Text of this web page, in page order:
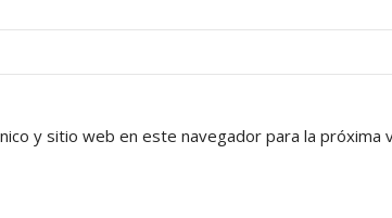
y sitio web en este navegador para la próxima